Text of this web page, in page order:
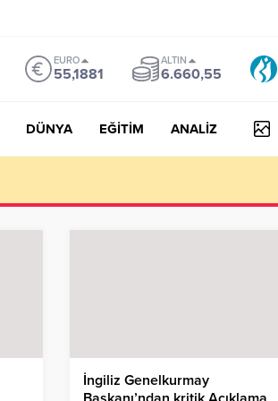
EURO
55,1881
ALTIN
6.660,55
DÜNYA EĞİTİM ANALİZ
İngiliz Genelkurmay